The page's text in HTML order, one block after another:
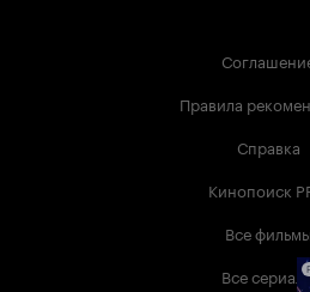
Правила
Справка
Кинопоиск
Все фильмы
Все